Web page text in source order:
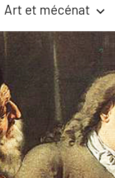
Art et mécénat